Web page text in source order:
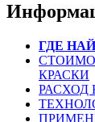
ГДЕ
КРАСКИ
РАСХОД